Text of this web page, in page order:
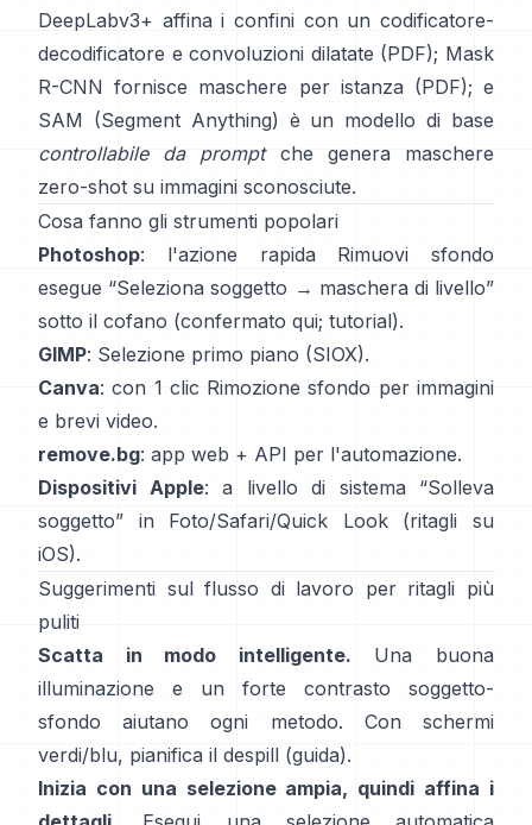
DeepLabv3+ affina i confini con un codificatore-
decodificatore e convoluzioni dilatate (PDF); Mask
R-CNN fornisce maschere per istanza (PDF); e
SAM (Segment Anything) è un modello di base
controllabile da promptche genera maschere
zero-shot su immagini sconosciute.
Cosa fanno gli strumenti popolari
Photoshop: l'azione rapida Rimuovi sfondo
esegue “Seleziona soggetto → maschera di livello”
sotto il cofano (confermato qui; tutorial).
GIMP: Selezione primo piano (SIOX).
Canva: con 1 clic Rimozione sfondo per immagini
e brevi video.
remove.bg: app web + API per l'automazione.
Dispositivi Apple: a livello di sistema “Solleva
soggetto” in Foto/Safari/Quick Look (ritagli su
iOS).
Suggerimenti sul flusso di lavoro per ritagli più
puliti
Scatta in modo intelligente. Una buona
illuminazione e un forte contrasto soggetto-
sfondo aiutano ogni metodo. Con schermi
verdi/blu, pianifica il despill (guida).
Inizia con una selezione ampia, quindi affina i